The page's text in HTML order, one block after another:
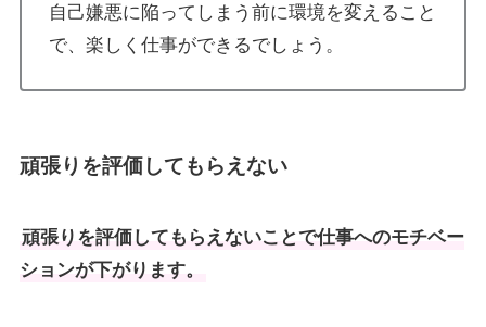
自己嫌悪に陥ってしまう前に環境を変えること
で、楽しく仕事ができるでしょう。
頑張りを評価してもらえない
頑張りを評価してもらえないことで仕事へのモチベー
ションが下がります。